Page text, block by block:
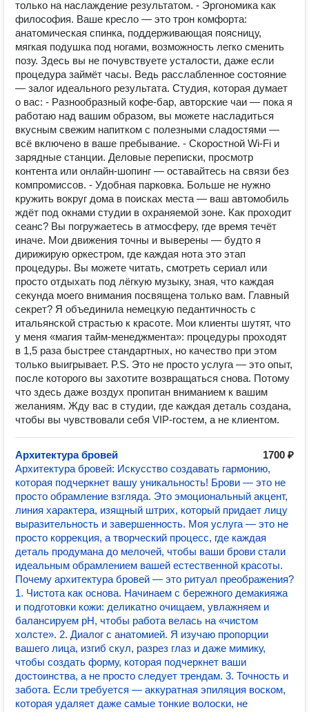
только на наслаждение результатом. - Эргономика как
философия. Ваше кресло — это трон комфорта:
анатомическая спинка, поддерживающая поясницу,
мягкая подушка под ногами, возможность легко сменить
позу. Здесь вы не почувствуете усталости, даже если
процедура займёт часы. Ведь расслабленное состояние
— залог идеального результата. Студия, которая думает
о вас: - Разнообразный кофе-бар, авторские чаи — пока я
работаю над вашим образом, вы можете насладиться
вкусным свежим напитком с полезными сладостями —
всё включено в ваше пребывание. - Скоростной Wi-Fi и
зарядные станции. Деловые переписки, просмотр
контента или онлайн-шопинг — оставайтесь на связи без
компромиссов. - Удобная парковка. Больше не нужно
кружить вокруг дома в поисках места — ваш автомобиль
ждёт под окнами студии в охраняемой зоне. Как проходит
сеанс? Вы погружаетесь в атмосферу, где время течёт
иначе. Мои движения точны и выверены — будто я
дирижирую оркестром, где каждая нота это этап
процедуры. Вы можете читать, смотреть сериал или
просто отдыхать под лёгкую музыку, зная, что каждая
секунда моего внимания посвящена только вам. Главный
секрет? Я объединила немецкую педантичность с
итальянской страстью к красоте. Мои клиенты шутят, что
у меня «магия тайм-менеджмента»: процедуры проходят
в 1,5 раза быстрее стандартных, но качество при этом
только выигрывает. P.S. Это не просто услуга — это опыт,
после которого вы захотите возвращаться снова. Потому
что здесь даже воздух пропитан вниманием к вашим
желаниям. Жду вас в студии, где каждая деталь создана,
чтобы вы чувствовали себя VIP-гостем, а не клиентом.
Архитектура бровей
1700 ₽
Архитектура бровей: Искусство создавать гармонию,
которая подчеркнет вашу уникальность! Брови — это не
просто обрамление взгляда. Это эмоциональный акцент,
линия характера, изящный штрих, который придает лицу
выразительность и завершенность. Моя услуга — это не
просто коррекция, а творческий процесс, где каждая
деталь продумана до мелочей, чтобы ваши брови стали
идеальным обрамлением вашей естественной красоты.
Почему архитектура бровей — это ритуал преображения?
1. Чистота как основа. Начинаем с бережного демакияжа
и подготовки кожи: деликатно очищаем, увлажняем и
балансируем pH, чтобы работа велась на «чистом
холсте». 2. Диалог с анатомией. Я изучаю пропорции
вашего лица, изгиб скул, разрез глаз и даже мимику,
чтобы создать форму, которая подчеркнет ваши
достоинства, а не просто следует трендам. 3. Точность и
забота. Если требуется — аккуратная эпиляция воском,
которая удаляет даже самые тонкие волоски, не